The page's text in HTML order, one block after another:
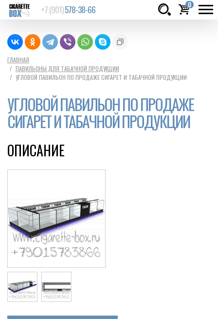
+7 (901)578-38-66 0
ГЛАВНАЯ
ПАВИЛЬОНЫ ДЛЯ ТАБАЧНОЙ ПРОДУКЦИИ
УГЛОВОЙ ПАВИЛЬОН ПО ПРОДАЖЕ СИГАРЕТ И ТАБАЧНОЙ ПРОДУКЦИИ
УГЛОВОЙ ПАВИЛЬОН ПО ПРОДАЖЕ
СИГАРЕТ И ТАБАЧНОЙ ПРОДУКЦИИ
ОПИСАНИЕ